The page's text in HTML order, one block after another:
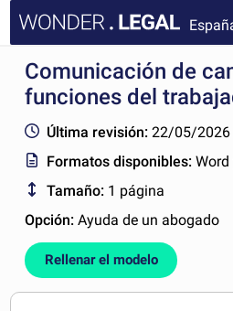
INICIO
FAQ
MI CUENTA
Comunicación de
funciones del
Última revisión: 22/05/2026
Formatos disponibles:Word
Tamaño: 1 página
Opción:Ayuda de un abogado
Rellenar el modelo